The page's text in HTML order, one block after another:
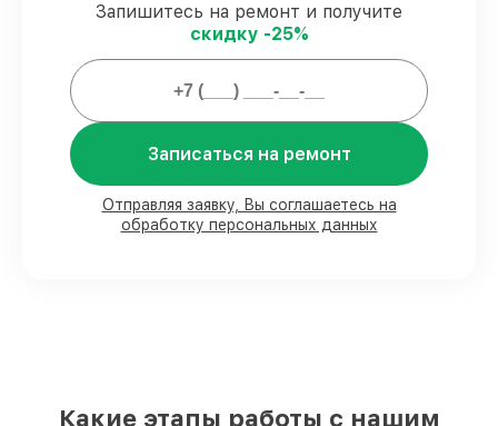
Что мы гарантируем при сервисе
телевизоров:
сервисов завершаем при клиенте
запчастей имеются в наличии,
остальные заказываются оперативно
Фирменные детали и качественные
аналоги– под разные запросы
Сохранность техники под нашей
Запишитесь на ремонт и получите
скидку -25%
Записаться на ремонт
Отправляя заявку, Вы соглашаетесь на
обработку персональных данных
Какие этапы работы с нашим